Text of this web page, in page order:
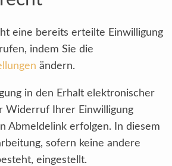
eine bereits erteilte Einwilligung
indem Sie die
ändern.
in den Erhalt elektronischer
Widerruf Ihrer Einwilligung
Abmeldelink erfolgen. In diesem
sofern keine andere
eingestellt.